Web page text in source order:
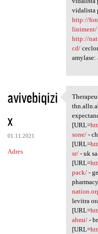
vidalista
http://
liniment/
http://
cd/
amylase:
avivebiqizi
x
01.11.2021
Adres
[URL=
sone/-
[URL=
sr/- uk
[URL=
pack/-
levitra
[URL=
ahmi/-
[URL=